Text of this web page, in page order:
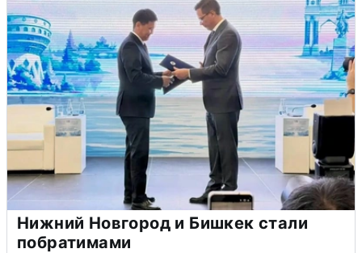
Нижний Новгород и Бишкек стали
побратимами